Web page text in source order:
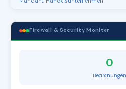
Firewall & Security Monitor
0
Bedrohungen